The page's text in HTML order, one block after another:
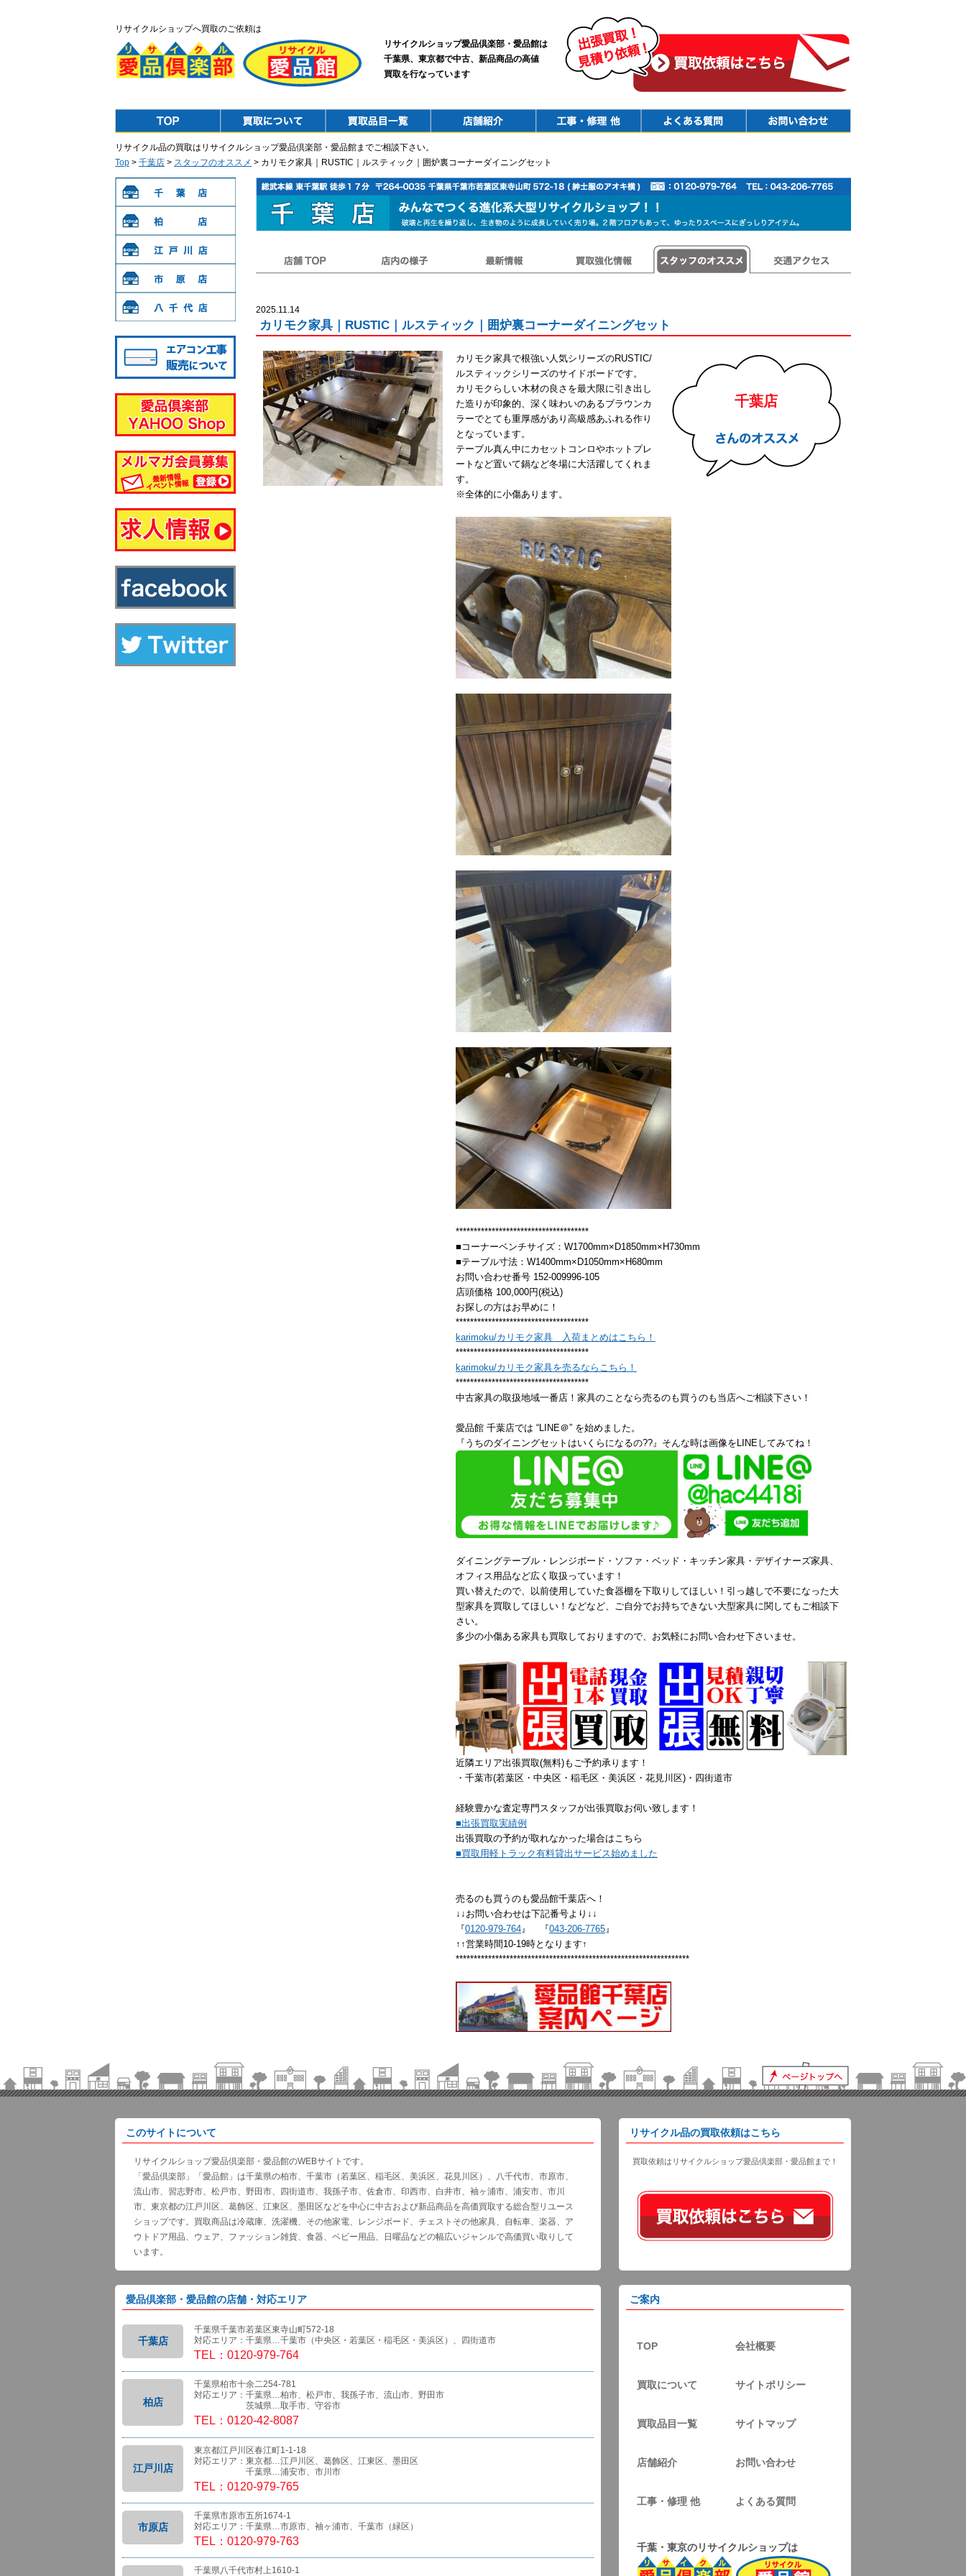
リサイクルショップへ買取のご依頼は
リサイクルショップ愛品倶楽部・愛品館は
千葉県、東京都で中古、新品商品の高値
買取を行なっています
リサイクル品の買取はリサイクルショップ愛品倶楽部・愛品館までご相談下さい。
Top > 千葉店 > スタッフのオススメ > カリモク家具｜RUSTIC｜ルスティック｜囲炉裏コーナーダイニングセット
2025.11.14
カリモク家具｜RUSTIC｜ルスティック｜囲炉裏コーナーダイニングセット
千葉店
カリモク家具で根強い人気シリーズのRUSTIC/
ルスティックシリーズのサイドボードです。
カリモクらしい木材の良さを最大限に引き出し
た造りが印象的、深く味わいのあるブラウンカ
ラーでとても重厚感があり高級感あふれる作り
となっています。
テーブル真ん中にカセットコンロやホットプレ
ートなど置いて鍋など冬場に大活躍してくれま
す。
※全体的に小傷あります。
*************************************
■コーナーベンチサイズ：W1700mm×D1850mm×H730mm
■テーブル寸法：W1400mm×D1050mm×H680mm
お問い合わせ番号 152-009996-105
店頭価格 100,000円(税込)
お探しの方はお早めに！
*************************************
karimoku/カリモク家具 入荷まとめはこちら！
*************************************
karimoku/カリモク家具を売るならこちら！
*************************************
中古家具の取扱地域一番店！家具のことなら売るのも買うのも当店へご相談下さい！
愛品館 千葉店では “LINE＠” を始めました。
『うちのダイニングセットはいくらになるの??』そんな時は画像をLINEしてみてね！
ダイニングテーブル・レンジボード・ソファ・ベッド・キッチン家具・デザイナーズ家具、
オフィス用品など広く取扱っています！
買い替えたので、以前使用していた食器棚を下取りしてほしい！引っ越しで不要になった大
型家具を買取してほしい！などなど、ご自分でお持ちできない大型家具に関してもご相談下
さい。
多少の小傷ある家具も買取しておりますので、お気軽にお問い合わせ下さいませ。
近隣エリア出張買取(無料)もご予約承ります！
・千葉市(若葉区・中央区・稲毛区・美浜区・花見川区)・四街道市
経験豊かな査定専門スタッフが出張買取お伺い致します！
■出張買取実績例
出張買取の予約が取れなかった場合はこちら
■買取用軽トラック有料貸出サービス始めました
売るのも買うのも愛品館千葉店へ！
↓↓お問い合わせは下記番号より↓↓
『0120-979-764』 『043-206-7765』
↑↑営業時間10-19時となります↑
*****************************************************************
このサイトについて
リサイクルショップ愛品倶楽部・愛品館のWEBサイトです。
「愛品倶楽部」「愛品館」は千葉県の柏市、千葉市（若葉区、稲毛区、美浜区、花見川区）、八千代市、市原市、
流山市、習志野市、松戸市、野田市、四街道市、我孫子市、佐倉市、印西市、白井市、袖ヶ浦市、浦安市、市川
市、東京都の江戸川区、葛飾区、江東区、墨田区などを中心に中古および新品商品を高価買取する総合型リユース
ショップです。買取商品は冷蔵庫、洗濯機、その他家電、レンジボード、チェストその他家具、自転車、楽器、ア
ウトドア用品、ウェア、ファッション雑貨、食器、ベビー用品、日曜品などの幅広いジャンルで高価買い取りして
います。
リサイクル品の買取依頼はこちら
買取依頼はリサイクルショップ愛品倶楽部・愛品館まで！
愛品倶楽部・愛品館の店舗・対応エリア
千葉店
千葉県千葉市若葉区東寺山町572-18
対応エリア：千葉県…千葉市（中央区・若葉区・稲毛区・美浜区）、四街道市
TEL：0120-979-764
柏店
千葉県柏市十余二254-781
対応エリア：千葉県…柏市、松戸市、我孫子市、流山市、野田市
茨城県…取手市、守谷市
TEL：0120-42-8087
江戸川店
東京都江戸川区春江町1-1-18
対応エリア：東京都…江戸川区、葛飾区、江東区、墨田区
千葉県…浦安市、市川市
TEL：0120-979-765
市原店
千葉県市原市五所1674-1
対応エリア：千葉県…市原市、袖ヶ浦市、千葉市（緑区）
TEL：0120-979-763
千葉県八千代市村上1610-1
ご案内
TOP 会社概要
買取について サイトポリシー
買取品目一覧 サイトマップ
店舗紹介 お問い合わせ
工事・修理 他 よくある質問
千葉・東京のリサイクルショップは